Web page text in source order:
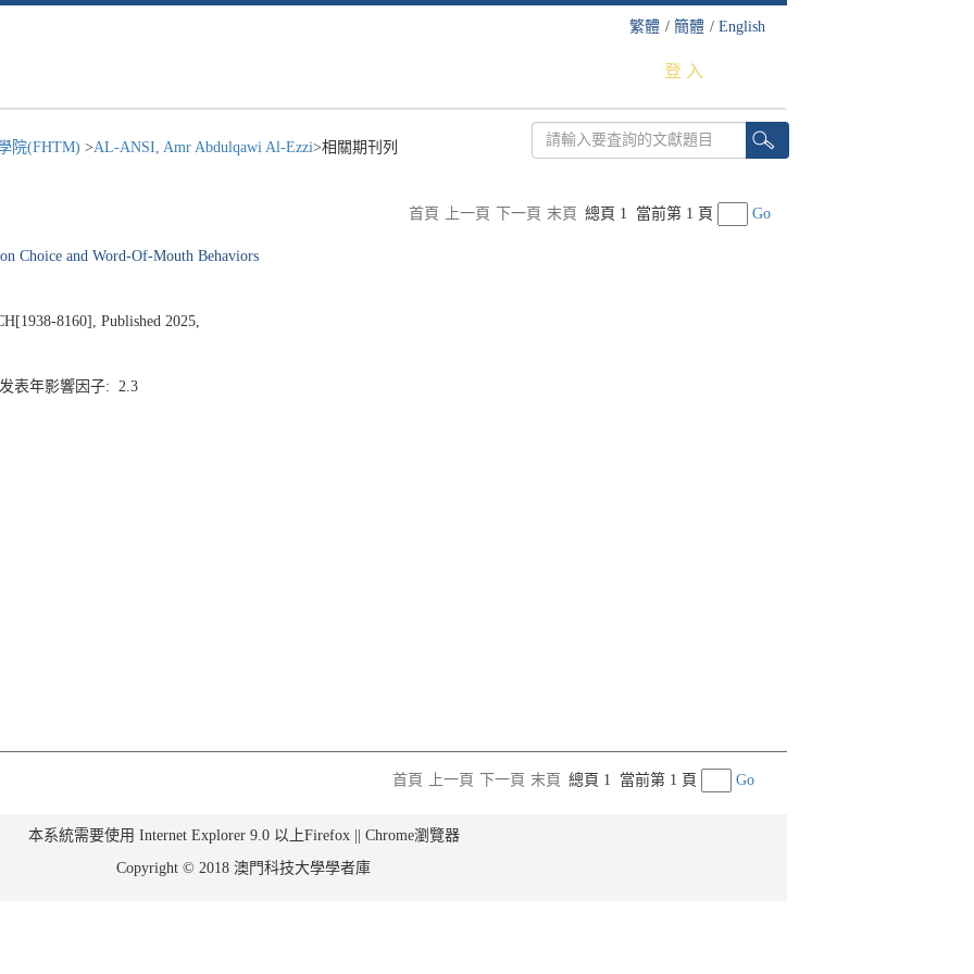
繁體 / 簡體 / English
登 入
院(FHTM) >AL-ANSI, Amr Abdulqawi Al-Ezzi>相關期刊列
首頁 上一頁 下一頁 末頁 總頁 1 當前第 1 頁 Go
Choice and Word-Of-Mouth Behaviors
8160], Published 2025,
表年影響因子: 2.3
首頁
上一頁 下一頁 末頁 總頁 1 當前第 1 頁 Go
本系統需要使用 Internet Explorer 9.0 以上Firefox || Chrome瀏覽器
Copyright © 2018 澳門科技大學學者庫